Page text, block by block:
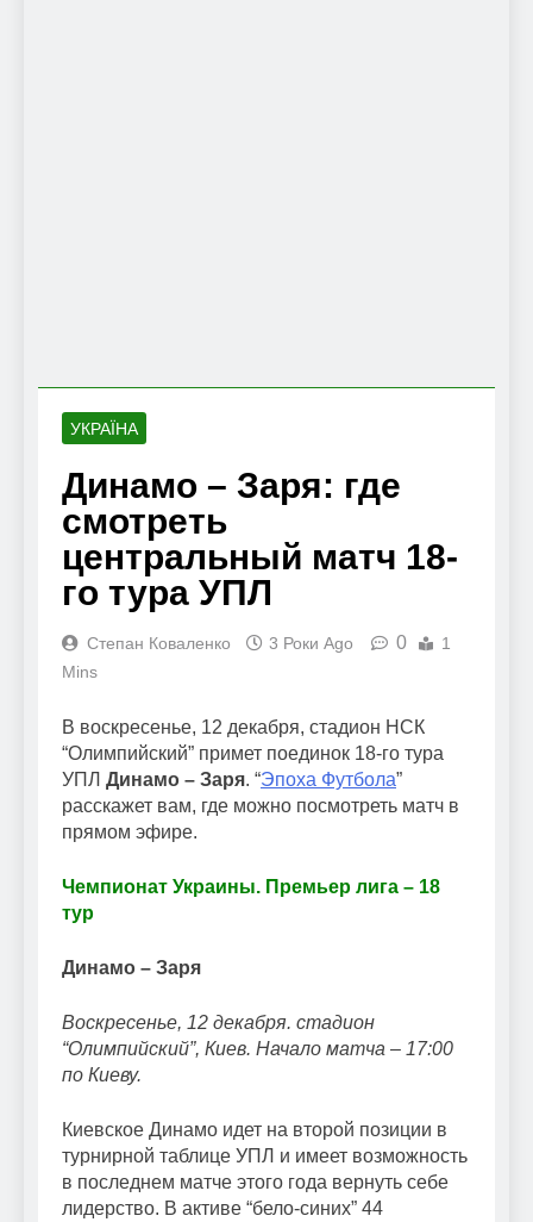
УКРАЇНА
Динамо – Заря: где
смотреть
центральный матч 18-
го тура УПЛ
Степан Коваленко 3 Роки Ago 0
1
Mins
В воскресенье, 12 декабря, стадион НСК
“Олимпийский” примет поединок 18-го тура
УПЛ Динамо – Заря. “Эпоха Футбола”
расскажет вам, где можно посмотреть матч в
прямом эфире.
Чемпионат Украины. Премьер лига – 18
тур
Динамо – Заря
Воскресенье, 12 декабря. стадион
“Олимпийский”, Киев. Начало матча – 17:00
по Киеву.
Киевское Динамо идет на второй позиции в
турнирной таблице УПЛ и имеет возможность
в последнем матче этого года вернуть себе
лидерство. В активе “бело-синих” 44